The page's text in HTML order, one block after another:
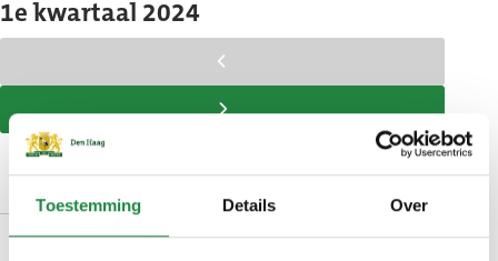
Toestemming Details Over
1e kwartaal 2024
naar
links
scroll
tabel
naar
rechts
Ontvanger
geschenk
Geen